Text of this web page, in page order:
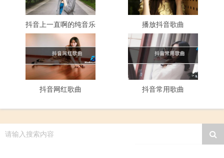
抖音上一直啊的纯音乐 播放抖音歌曲
抖音网红歌曲 抖音常用歌曲
请输入搜索内容